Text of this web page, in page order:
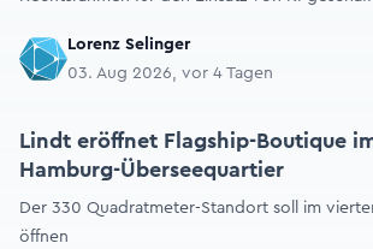
Lorenz Selinger
03. Aug 2026, vor 4 Tagen
Lindt eröffnet Flagship-Boutique
Hamburg-Überseequartier
Der 330 Quadratmeter-Standort soll im
öffnen